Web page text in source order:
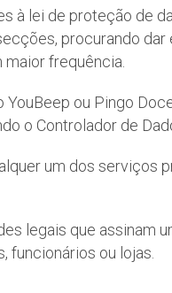
à lei de proteção de
procurando
frequência.
ou Pingo
o Controlador de
um dos serviços
legais que assinam
funcionários ou lojas.